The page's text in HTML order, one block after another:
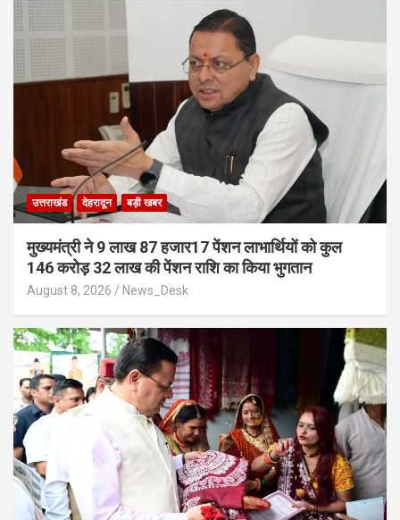
उत्तराखंड देहरादून बड़ी खबर
मुख्यमंत्री ने 9 लाख 87 हजार17 पेंशन लाभार्थियों को कुल
146 करोड़ 32 लाख की पेंशन राशि का किया भुगतान
August 8, 2026 News_Desk